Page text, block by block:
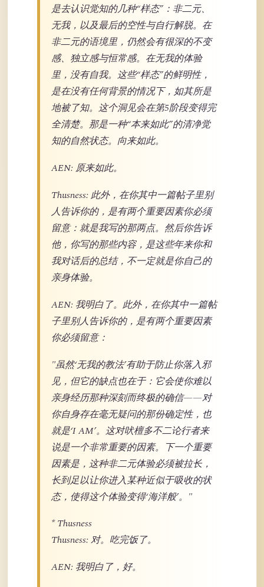
是去认识觉知的几种“样态”：非二元、
无我，以及最后的空性与自行解脱。在
非二元的语境里，仍然会有很深的不变
感、独立感与恒常感。在无我的体验
里，没有自我。这些“样态”的鲜明性，
是在没有任何背景的情况下，如其所是
地被了知。这个洞见会在第5阶段变得完
全清楚。那是一种“本来如此”的清净觉
知的自然状态。向来如此。
AEN: 原来如此。
Thusness: 此外，在你其中一篇帖子里别
人告诉你的，是有两个重要因素你必须
留意：就是我写的那两点。然后你告诉
他，你写的那些内容，是这些年来你和
我对话后的总结，不一定就是你自己的
亲身体验。
AEN: 我明白了。此外，在你其中一篇帖
子里别人告诉你的，是有两个重要因素
你必须留意：
"虽然‘无我的教法’有助于防止你落入邪
见，但它的缺点也在于：它会使你难以
亲身经历那种深刻而终极的确信——对
你自身存在毫无疑问的那份确定性，也
就是‘I AM’。这对吠檀多不二论行者来
说是一个非常重要的因素。下一个重要
因素是，这种非二元体验必须被拉长，
长到足以让你进入某种近似于吸收的状
态，使得这个体验变得‘海洋般’。"
* Thusness
Thusness: 对。吃完饭了。
AEN: 我明白了，好。